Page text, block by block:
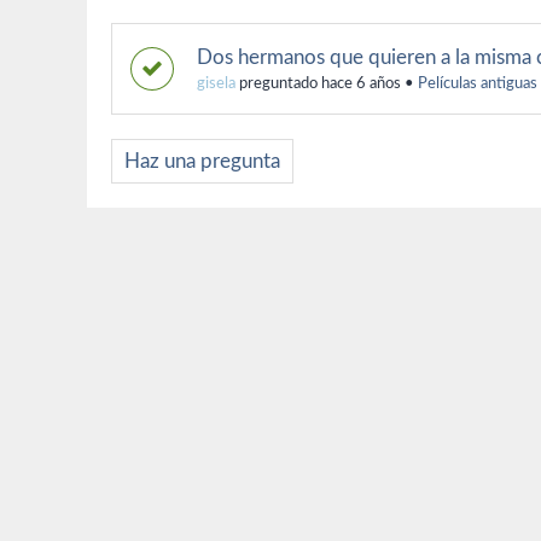
Dos hermanos que quieren a la misma
gisela preguntado hace 6 años • Películas antiguas
Haz una pregunta